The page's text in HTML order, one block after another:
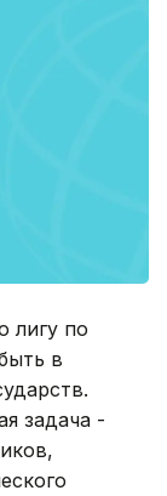
лигу по
в
задача -